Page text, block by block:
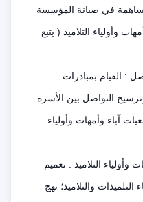
في صيانة المؤسسة
وأولياء التلاميذ ( يتبع
: القيام بمبادرات
التواصل بين الأسرة
جمعيات آباء وأمهات وأولياء
وأولياء التلاميذ : تعميم
والتلاميذ؛ نهج